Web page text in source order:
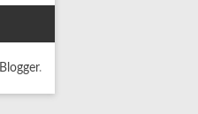
Blogger.